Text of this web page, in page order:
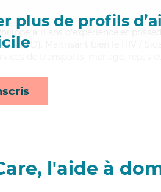
plus de profils
a 11 ans d'expérience et
(ADVD). Maitrisant bien le HIV /
l'aide à